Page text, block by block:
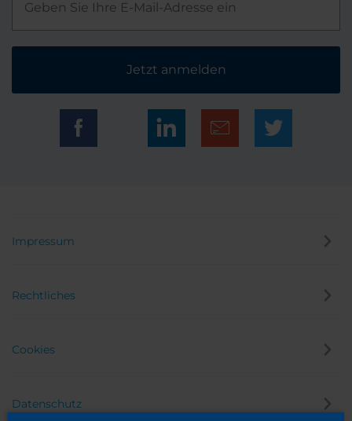
Jetzt anmelden
Impressum
Rechtliches
Cookies
Datenschutz